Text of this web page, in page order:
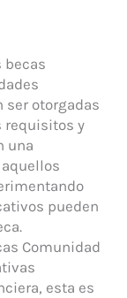
becas
ser otorgadas
requisitos y
una
pueden
Comunidad
esta es